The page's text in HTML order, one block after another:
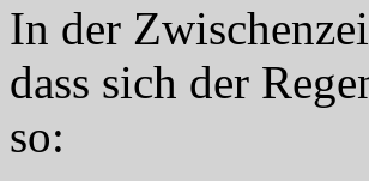
In der
dass sich der
so: